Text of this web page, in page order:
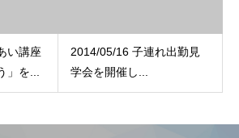
い講座
」を...
2014/05/16 子連れ出勤見
学会を開催し...